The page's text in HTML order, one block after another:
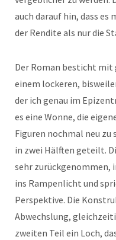
auch darauf hin, dass
der Rendite als nur die
Der Roman besticht mit
einem lockeren,
der ich genau im
es eine Wonne, die
Figuren nochmal neu zu
in zwei Hälften geteilt.
sehr zurückgenommen,
ins Rampenlicht und
Perspektive. Die
Abwechslung,
zweiten Teil ein Loch,